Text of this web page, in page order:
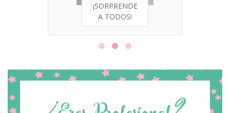
¡SORPRENDE
A TODOS!